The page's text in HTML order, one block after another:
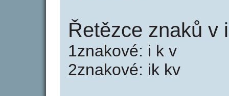
Řetězce znaků v
1znakové: i k v
2znakové: ik kv